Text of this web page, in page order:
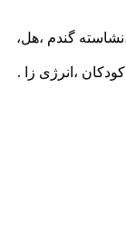
گندم ،هل،
،انرژی زا .